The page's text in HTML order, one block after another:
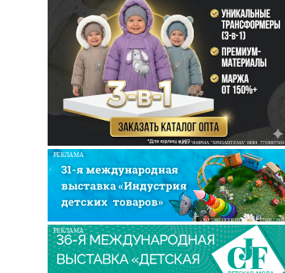
ООО "ФИРМА "ХРИЗАНТЕМА" ИНН: 7719007569
РЕКЛАМА
АО "ЭКСПОЦЕНТР" ИНН: 7718033809
РЕКЛАМА